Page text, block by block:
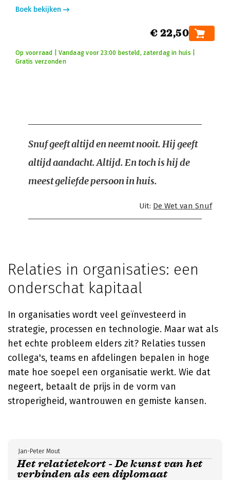
Boek bekijken
€ 22,50
Op voorraad | Vandaag voor 23:00 besteld, zaterdag in huis |
Gratis verzonden
Snuf geeft altijd en neemt nooit. Hij geeft
altijd aandacht. Altijd. En toch is hij de
meest geliefde persoon in huis.
Uit: De Wet van Snuf
Relaties in organisaties: een
onderschat kapitaal
In organisaties wordt veel geïnvesteerd in
strategie, processen en technologie. Maar wat als
het echte probleem elders zit? Relaties tussen
collega's, teams en afdelingen bepalen in hoge
mate hoe soepel een organisatie werkt. Wie dat
negeert, betaalt de prijs in de vorm van
stroperigheid, wantrouwen en gemiste kansen.
Het relatietekort - De kunst van het
verbinden als een diplomaat
Jan-Peter Mout